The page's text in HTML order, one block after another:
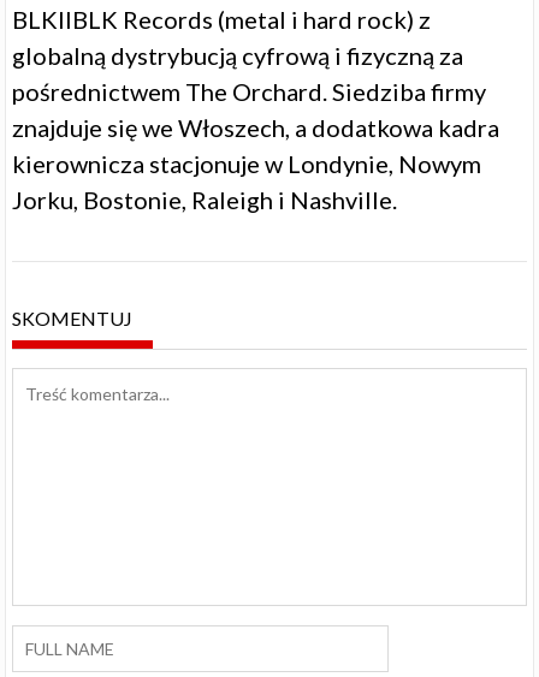
BLKIIBLK Records (metal i hard rock) z
globalną dystrybucją cyfrową i fizyczną za
pośrednictwem The Orchard. Siedziba firmy
znajduje się we Włoszech, a dodatkowa kadra
kierownicza stacjonuje w Londynie, Nowym
Jorku, Bostonie, Raleigh i Nashville.
SKOMENTUJ